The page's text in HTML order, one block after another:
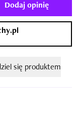
Dodaj opinię
się produktem